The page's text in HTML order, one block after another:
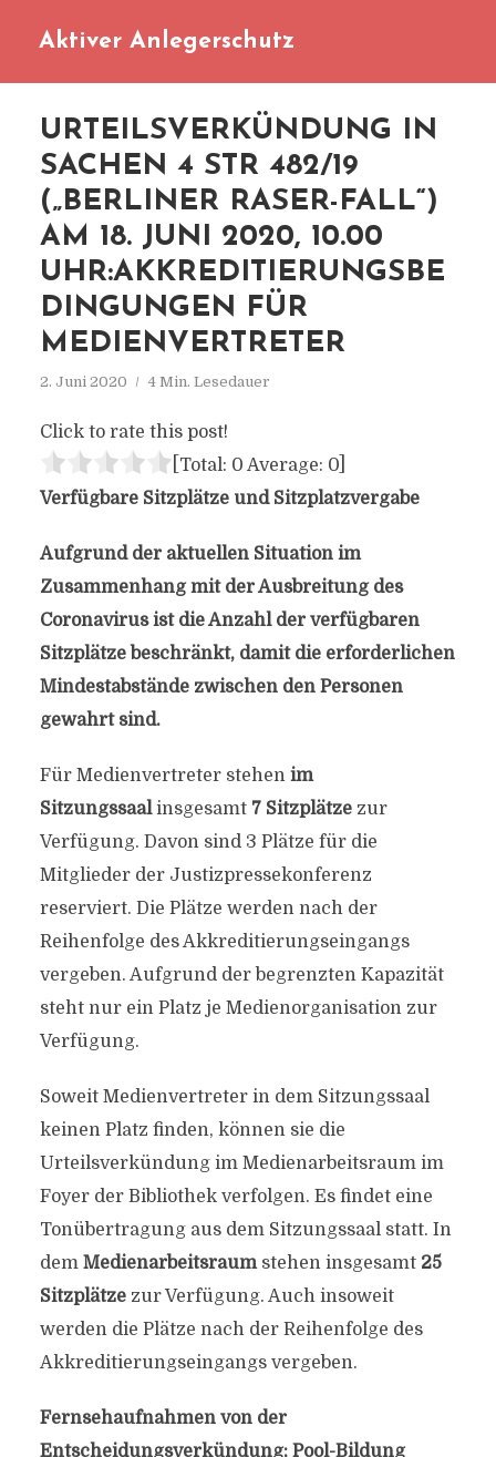
Aktiver Anlegerschutz
URTEILSVERKÜNDUNG IN
SACHEN 4 STR 482/19
(„BERLINER RASER-FALL“)
AM 18. JUNI 2020, 10.00
UHR:AKKREDITIERUNGSBE
DINGUNGEN FÜR
MEDIENVERTRETER
2. Juni 2020 4 Min. Lesedauer
Click to rate this post!
[Total: 0 Average: 0]
Verfügbare Sitzplätze und Sitzplatzvergabe
Aufgrund der aktuellen Situation im
Zusammenhang mit der Ausbreitung des
Coronavirus ist die Anzahl der verfügbaren
Sitzplätze beschränkt, damit die erforderlichen
Mindestabstände zwischen den Personen
gewahrt sind.
Für Medienvertreter stehen im
Sitzungssaalinsgesamt 7 Sitzplätze zur
Verfügung. Davon sind 3 Plätze für die
Mitglieder der Justizpressekonferenz
reserviert. Die Plätze werden nach der
Reihenfolge des Akkreditierungseingangs
vergeben. Aufgrund der begrenzten Kapazität
steht nur ein Platz je Medienorganisation zur
Verfügung.
Soweit Medienvertreter in dem Sitzungssaal
keinen Platz finden, können sie die
Urteilsverkündung im Medienarbeitsraum im
Foyer der Bibliothek verfolgen. Es findet eine
Tonübertragung aus dem Sitzungssaal statt. In
dem Medienarbeitsraum stehen insgesamt 25
Sitzplätze zur Verfügung. Auch insoweit
werden die Plätze nach der Reihenfolge des
Akkreditierungseingangs vergeben.
Fernsehaufnahmen von der
Entscheidungsverkündung; Pool-Bildung